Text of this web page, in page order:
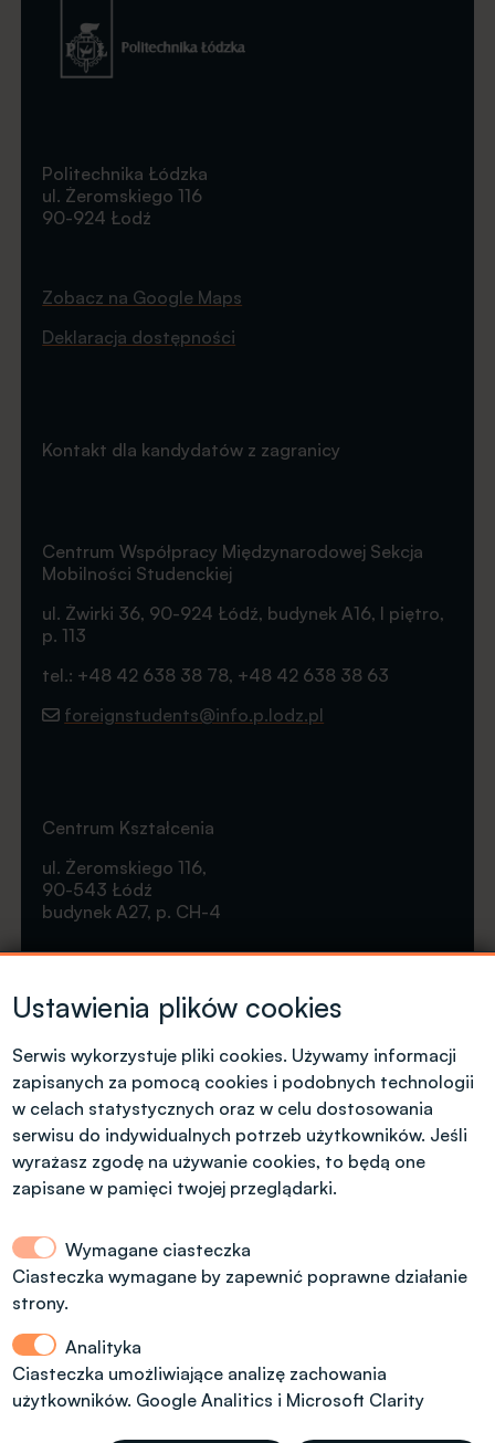
Politechnika Łódzka
ul. Żeromskiego 116
90-924 Łodź
Zobacz na Google Maps
Deklaracja dostępności
Kontakt dla kandydatów z polskim
obywatelstwem
Dział Rekrutacji Politechniki Łódzkiej
ul. Radwańska 29, budynek A13, (dodatkowe
wejście od ul. Stefanowskiego 22)
tel.: 42 6312092, 42 6312974
rekrutacja@info.p.lodz.pl
Kontakt dla kandydatów z zagranicy
Centrum Współpracy Międzynarodowej Sekcja
Mobilności Studenckiej
ul. Żwirki 36, 90-924 Łódź, budynek A16, I piętro,
p. 113
tel.: +48 42 638 38 78, +48 42 638 38 63
foreignstudents@info.p.lodz.pl
Centrum Kształcenia
ul. Żeromskiego 116,
90-543 Łódź
budynek A27, p. CH-4
Krótkie formy kształcenia
Tel. +48 42 631 23 14
microcredentials@info.p.lodz.pl
Ustawienia plików cookies
Serwis wykorzystuje pliki cookies. Używamy informacji
zapisanych za pomocą cookies i podobnych technologii
w celach statystycznych oraz w celu dostosowania
serwisu do indywidualnych potrzeb użytkowników. Jeśli
wyrażasz zgodę na używanie cookies, to będą one
zapisane w pamięci twojej przeglądarki.
Wymagane ciasteczka
Ciasteczka wymagane by zapewnić poprawne działanie
strony.
Analityka
Ciasteczka umożliwiające analizę zachowania
użytkowników. Google Analitics i Microsoft Clarity